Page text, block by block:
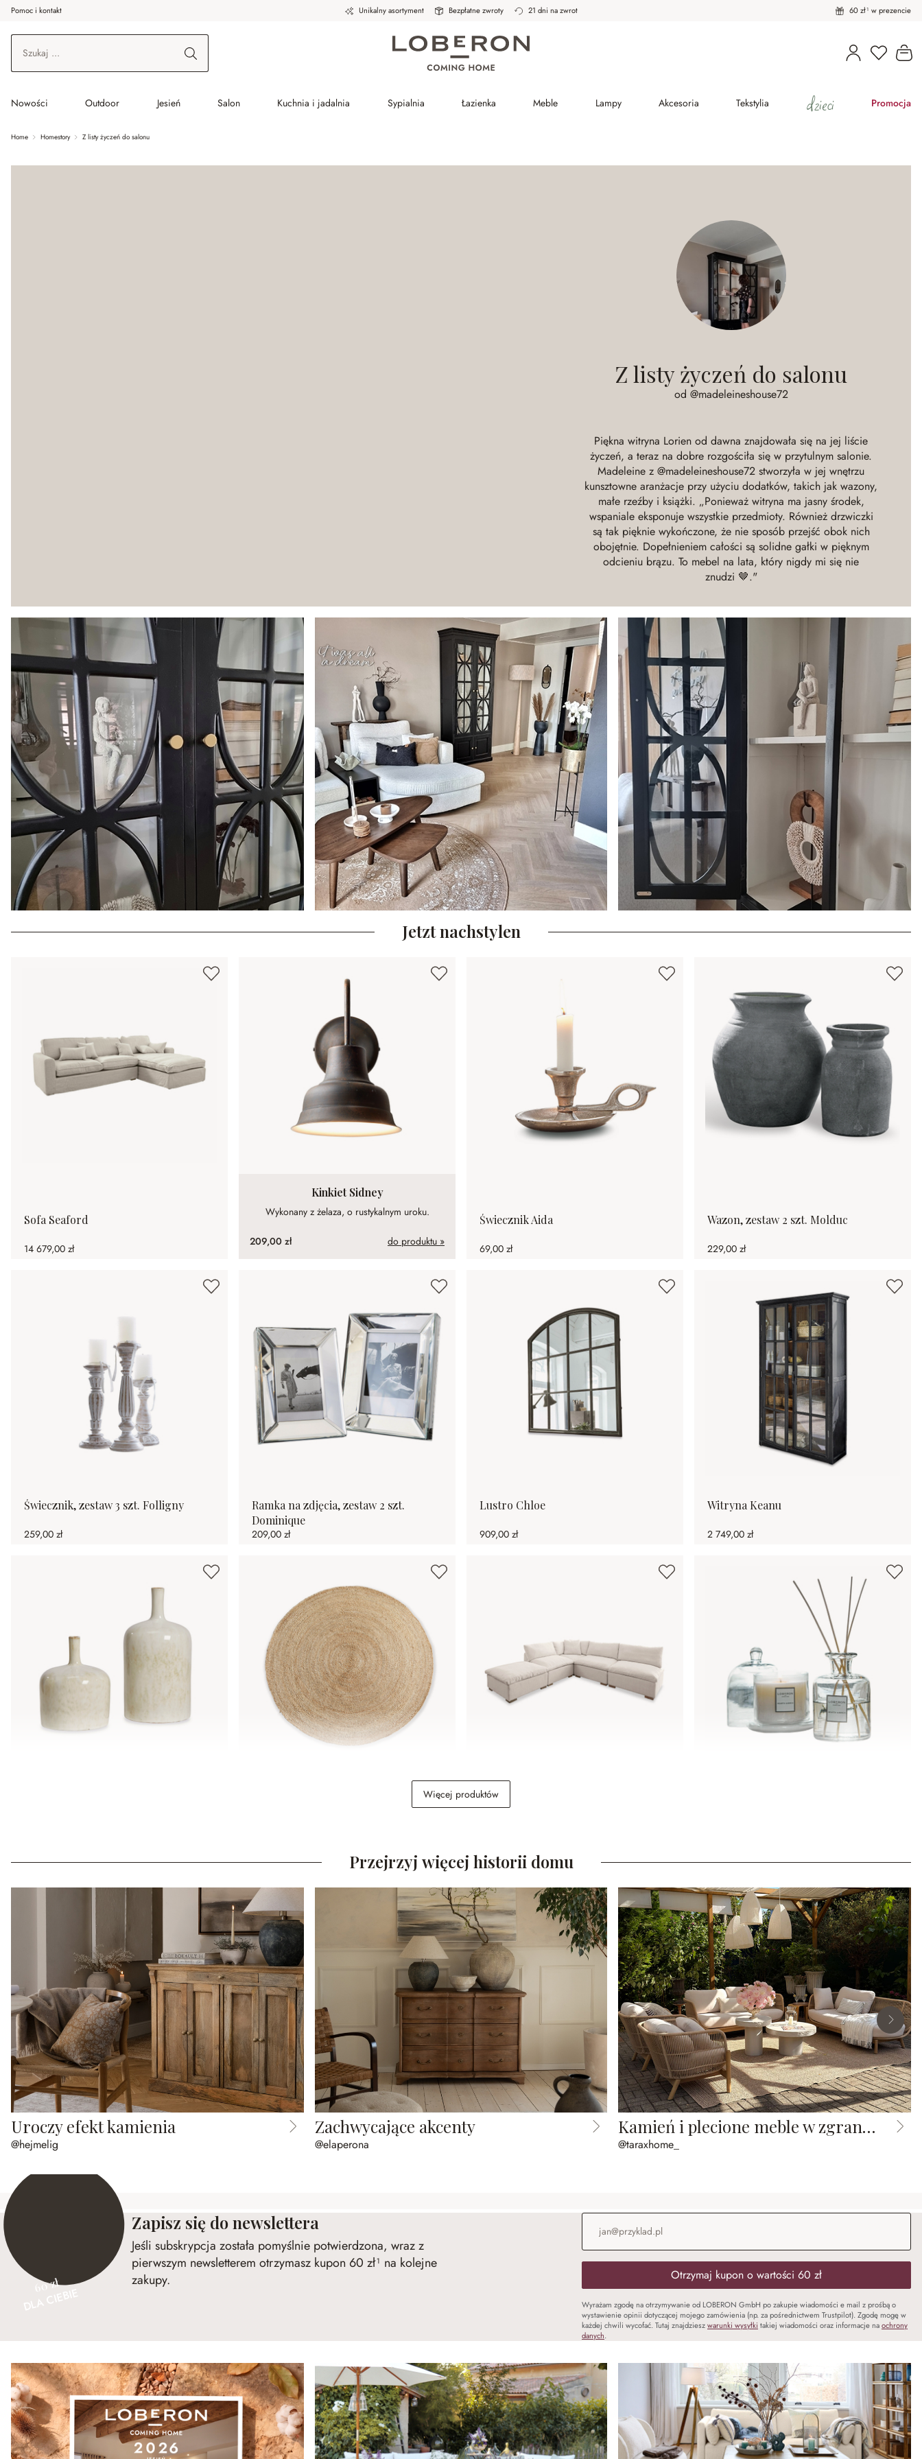
do wątku głównego
Przejdź do wyszukiwania
Przejdź do głównej nawigacji
Pomoc i kontakt Unikalny asortyment Bezpłatne zwroty 21 dni na zwrot 60 zł¹ w prezencie
Masz
Nowości Outdoor Jesień Salon Kuchnia i jadalnia Sypialnia Łazienka Meble Lampy Akcesoria Tekstylia dzieci Promocja
Home Homestory Z listy życzeń do salonu
Z listy życzeń do salonu
od @madeleineshouse72
Piękna witryna Lorien od dawna znajdowała się na jej liście
życzeń, a teraz na dobre rozgościła się w przytulnym salonie.
Madeleine z @madeleineshouse72 stworzyła w jej wnętrzu
kunsztowne aranżacje przy użyciu dodatków, takich jak wazony,
małe rzeźby i książki. „Ponieważ witryna ma jasny środek,
wspaniale eksponuje wszystkie przedmioty. Również drzwiczki
są tak pięknie wykończone, że nie sposób przejść obok nich
obojętnie. Dopełnieniem całości są solidne gałki w pięknym
odcieniu brązu. To mebel na lata, który nigdy mi się nie
znudzi 🤎."
Jetzt nachstylen
Sofa Seaford
14 679,00 zł
Kinkiet Sidney
Wykonany z żelaza, o rustykalnym uroku.
209,00 zł do produktu »
Świecznik Aida
69,00 zł
Wazon, zestaw 2 szt. Molduc
229,00 zł
Świecznik, zestaw 3 szt. Folligny
259,00 zł
Ramka na zdjęcia, zestaw 2 szt.
Dominique
209,00 zł
Lustro Chloe
909,00 zł
Witryna Keanu
2 749,00 zł
Sofa modułowa Baladou
Więcej produktów
Przejrzyj więcej historii domu
Uroczy efekt kamienia
@hejmelig
Zachwycające akcenty
@elaperona
Kamień i plecione meble w zgranym duecie
@taraxhome_
60 zł
Zapisz się do newslettera
Jeśli subskrypcja została pomyślnie potwierdzona, wraz z
pierwszym newsletterem otrzymasz kupon 60 zł¹ na kolejne
zakupy.
Adres e-mail*
Otrzymaj kupon o wartości 60 zł
Wyrażam zgodę na otrzymywanie od LOBERON GmbH po zakupie wiadomości e mail z prośbą o
wystawienie opinii dotyczącej mojego zamówienia (np. za pośrednictwem Trustpilot). Zgodę mogę w
każdej chwili wycofać. Tutaj znajdzieszwarunki wysyłki takiej wiadomości oraz informacje naochrony
danych.